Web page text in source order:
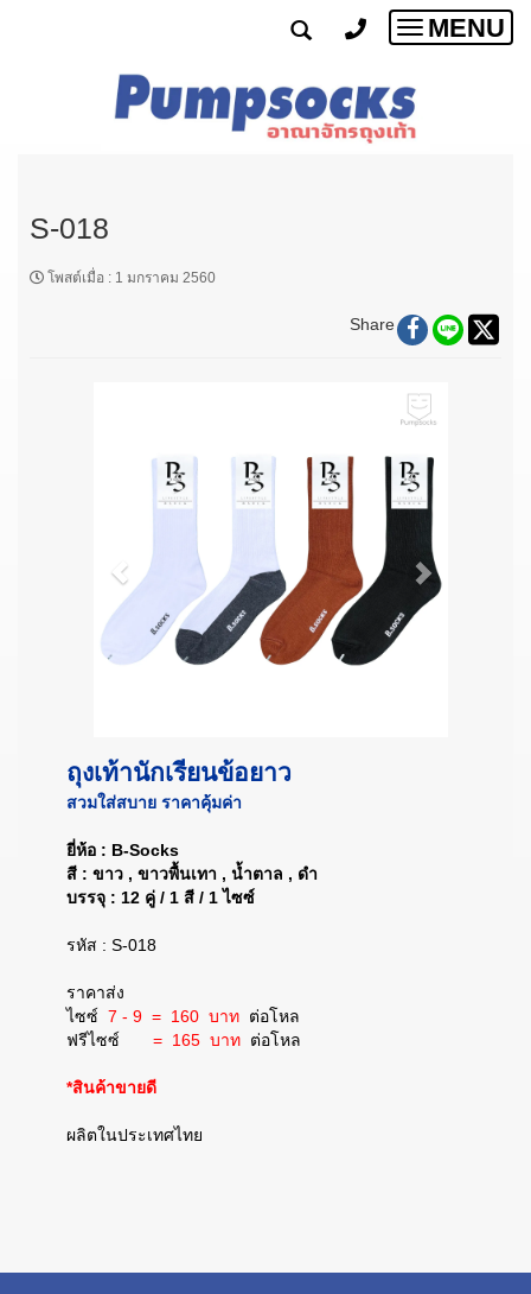
Toggle
MENU
S-018
โพสต์เมื่อ : 1 มกราคม 2560
Share
ถุงเท้านักเรียนข้อยาว
สวมใส่สบาย ราคาคุ้มค่า
ยี่ห้อ : B-Socks
สี : ขาว , ขาวพื้นเทา , น้ำตาล , ดำ
บรรจุ : 12 คู่ / 1 สี / 1 ไซซ์
รหัส : S-018
ราคาส่ง
ไซซ์ 7 - 9 = 160 บาท ต่อโหล
ฟรีไซซ์ = 165 บาท ต่อโหล
*สินค้าขายดี
ผลิตในประเทศไทย